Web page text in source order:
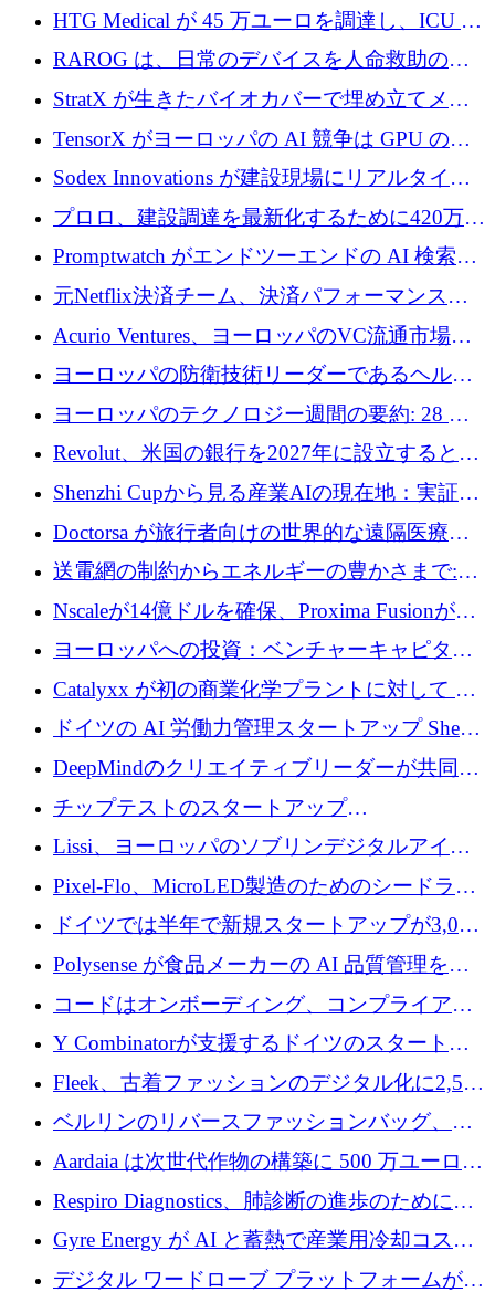
認可
HTG Medical が 45 万ユーロを調達し、ICU の
尿モニタリングを自動化するための MDR 認
証を獲得
RAROG は、日常のデバイスを人命救助の救
助ビーコンに変えるために 16 万 2,000 ユーロ
StratX が生きたバイオカバーで埋め立てメタ
ン対策に 119 万ドルを調達
TensorX がヨーロッパの AI 競争は GPU の所
有者によって決まると考える理由
Sodex Innovations が建設現場にリアルタイム
のインテリジェンスをもたらすために 400 万
ユーロを確保
プロロ、建設調達を最新化するために420万ポ
ンドを調達
Promptwatch がエンドツーエンドの AI 検索最
適化プラットフォームを拡張するために 600
万ユーロを調達
元Netflix決済チーム、決済パフォーマンスプ
ラットフォームNopanのためにこれまでに720
万ユーロを調達
Acurio Ventures、ヨーロッパのVC流通市場の
流動性を解放するために1億1,500万ユーロの
ファンドを立ち上げる
ヨーロッパの防衛技術リーダーであるヘルシ
ングは、180億ドルの評価額で18億ドルのシリ
ヨーロッパのテクノロジー週間の要約: 28 億
ユーロを超える 70 以上のテクノロジー資金調
Revolut、米国の銀行を2027年に設立すると米
国の社長が語る
Shenzhi Cupから見る産業AIの現在地：実証と
産業実装への道筋
Doctorsa が旅行者向けの世界的な遠隔医療プ
ラットフォームを拡大するために 100 万ユー
ロを調達
送電網の制約からエネルギーの豊かさまで:
Envision の Gobi X がヨーロッパの AI の未来
にどのように貢献できるか
Nscaleが14億ドルを確保、Proxima Fusionが4
億1,100万ユーロを獲得、Invest EuropeはVCの
ヨーロッパへの投資：ベンチャーキャピタル
が過去2番目に高い水準に到達
Catalyxx が初の商業化学プラントに対して EU
から 2,000 万ユーロ以上の支援を獲得
ドイツの AI 労働力管理スタートアップ Sherpa
がプレシードで 220 万ドルを調達
DeepMindのクリエイティブリーダーが共同設
立したAIライティングのスタートアップが
1,300万ドルのシード投資を調達
チップテストのスタートアップ
QuantumDiamondsが株式資金で1,500万ユーロ
を調達
Lissi、ヨーロッパのソブリンデジタルアイデ
ンティティの未来を推進するために350万ユー
ロを調達
Pixel-Flo、MicroLED製造のためのシードラウ
ンドで525万ポンドを獲得
ドイツでは半年で新規スタートアップが3,000
社という記録を目の当たりにし、涙を流すハ
ンブルク
Polysense が食品メーカーの AI 品質管理を拡
張するために 1,070 万ドルを調達
コードはオンボーディング、コンプライアン
ス、支払いを統合するために 640 万ポンドを
Y Combinatorが支援するドイツのスタートア
ップFintoが340万ドルを調達、シリコンバレ
ーではなくミュンヘンを選んだと語る
Fleek、古着ファッションのデジタル化に2,500
万ドルを確保
ベルリンのリバースファッションバッグ、繊
維仕分け規模拡大に7桁の資金調達
Aardaia は次世代作物の構築に 500 万ユーロを
寄付
Respiro Diagnostics、肺診断の進歩のために
100 万ポンドを確保
Gyre Energy が AI と蓄熱で産業用冷却コスト
を削減するために 130 万ドルを調達
デジタル ワードローブ プラットフォームが